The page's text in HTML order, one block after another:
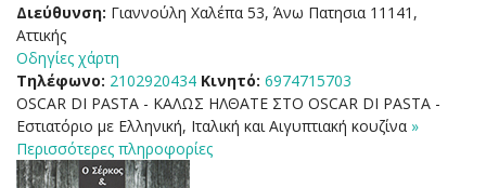
Διεύθυνση: Γιαννούλη Χαλέπα 53, Άνω Πατησια 11141,
Αττικής
Οδηγίες χάρτη
Τηλέφωνο: 2102920434 Κινητό: 6974715703
OSCAR DI PASTA - ΚΑΛΩΣ ΗΛΘΑΤΕ ΣΤΟ OSCAR DI PASTA -
Εστιατόριο με Ελληνική, Ιταλική και Αιγυπτιακή κουζίνα »
Περισσότερες πληροφορίες